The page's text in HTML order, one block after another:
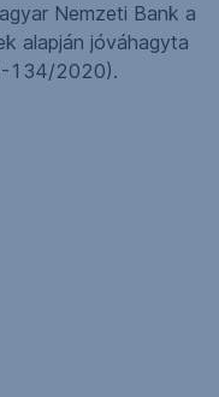
Nemzeti Bank a
alapján jóváhagyta
134/2020).